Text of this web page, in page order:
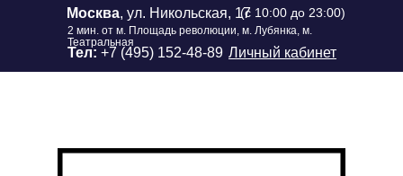
Тел: +7 (495) 152-48-89 Личный кабинет
Москва, ул. Никольская, 17(с 10:00 до 23:00)
2 мин. от м. Площадь революции, м. Лубянка, м.
Театральная